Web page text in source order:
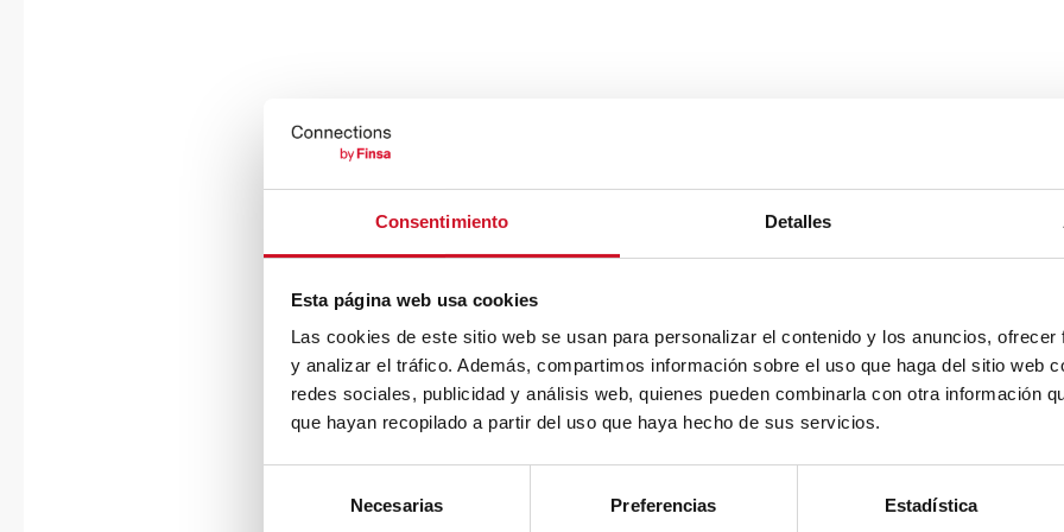
Consentimiento Detalles
Esta página web usa cookies
Las cookies de este sitio web se usan para personalizar el contenido y los anuncios,
y analizar el tráfico. Además, compartimos información sobre el uso que haga del sitio web
redes sociales, publicidad y análisis web, quienes pueden combinarla con otra información
que hayan recopilado a partir del uso que haya hecho de sus servicios.
Necesarias Preferencias Estadística